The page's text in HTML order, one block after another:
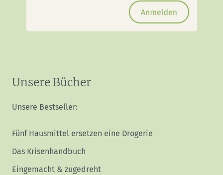
Unsere Bücher
Unsere Bestseller:
Fünf Hausmittel ersetzen eine Drogerie
Das Krisenhandbuch
Eingemacht & zugedreht